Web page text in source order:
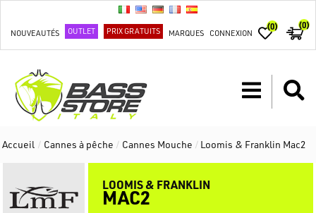
NOUVEAUTÉS OUTLET PRIX GRATUITS MARQUES CONNEXION
(0) (0)
Accueil / Cannes à pêche / Cannes Mouche / Loomis & Franklin Mac2
LOOMIS & FRANKLIN
MAC2